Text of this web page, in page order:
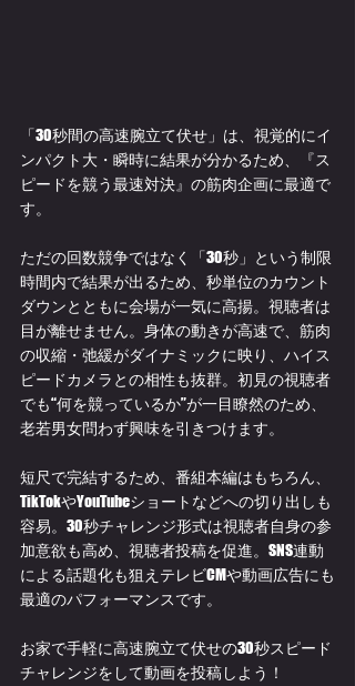
「30秒間の高速腕立て伏せ」は、視覚的にイ
ンパクト大・瞬時に結果が分かるため、『ス
ピードを競う最速対決』の筋肉企画に最適で
す。
ただの回数競争ではなく「30秒」という制限
時間内で結果が出るため、秒単位のカウント
ダウンとともに会場が一気に高揚。視聴者は
目が離せません。身体の動きが高速で、筋肉
の収縮・弛緩がダイナミックに映り、ハイス
ピードカメラとの相性も抜群。初見の視聴者
でも“何を競っているか”が一目瞭然のため、
老若男女問わず興味を引きつけます。
短尺で完結するため、番組本編はもちろん、
TikTokやYouTubeショートなどへの切り出しも
容易。30秒チャレンジ形式は視聴者自身の参
加意欲も高め、視聴者投稿を促進。SNS連動
による話題化も狙えテレビCMや動画広告にも
最適のパフォーマンスです。
お家で手軽に高速腕立て伏せの30秒スピード
チャレンジをして動画を投稿しよう！